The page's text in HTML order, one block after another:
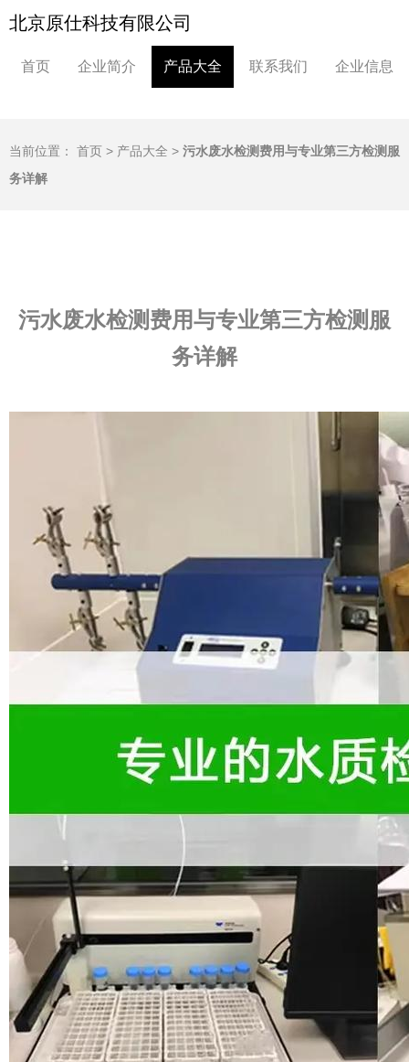
北京原仕科技有限公司
首页 企业简介 产品大全 联系我们 企业信息
当前位置： 首页 > 产品大全 > 污水废水检测费用与专业第三方检测服
务详解
污水废水检测费用与专业第三方检测服
务详解